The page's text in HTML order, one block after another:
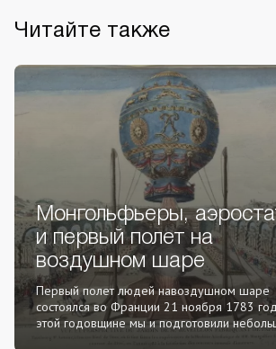
Читайте также
Монгольфьеры,
и первый полет на
воздушном шаре
Первый полет людей навоздушном шаре
состоялся во Франции 21 ноября 1783
этой годовщине мы и подготовили